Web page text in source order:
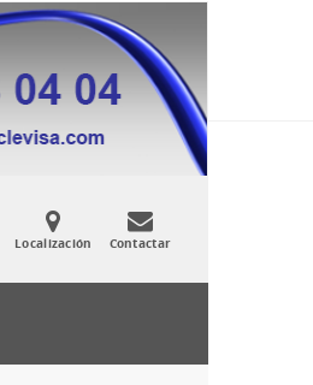
Localización Contactar